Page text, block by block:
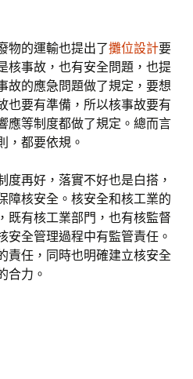
物的運輸也提出了攤位設計要
核事故，也有安全問題，也提
故的應急問題做了規定，要想
也要有準備，所以核事故要有
應等制度都做了規定。總而言
，都要依規。
度再好，落實不好也是白搭，
障核安全。核安全和核工業的
既有核工業部門，也有核監督
安全管理過程中有監管責任。
責任，同時也明確建立核安全
合力。